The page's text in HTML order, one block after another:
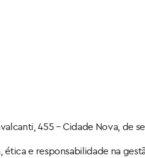
455 – Cidade Nova, de
ética e responsabilidade na